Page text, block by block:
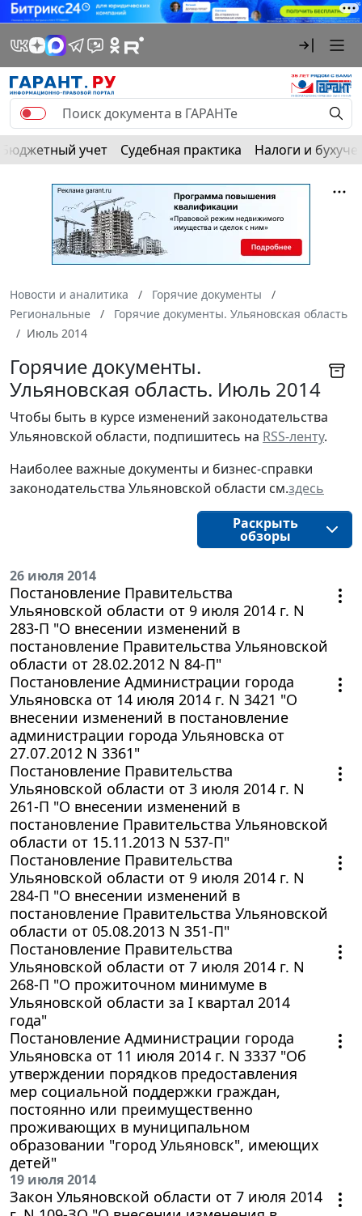
Бюджетный учет Судебная практика Налоги и
Новости и аналитика
Горячие документы
Региональные
Горячие документы. Ульяновская область
Июль 2014
Горячие документы.
Ульяновская область. Июль 2014
Чтобы быть в курсе изменений законодательства
Ульяновской области, подпишитесь на RSS-ленту.
Наиболее важные документы и бизнес-справки
законодательства Ульяновской области см.здесь
Раскрыть
обзоры
26 июля 2014
Постановление Правительства
Ульяновской области от 9 июля 2014 г. N
283-П "О внесении изменений в
постановление Правительства Ульяновской
области от 28.02.2012 N 84-П"
Постановление Администрации города
Ульяновска от 14 июля 2014 г. N 3421 "О
внесении изменений в постановление
администрации города Ульяновска от
27.07.2012 N 3361"
Постановление Правительства
Ульяновской области от 3 июля 2014 г. N
261-П "О внесении изменений в
постановление Правительства Ульяновской
области от 15.11.2013 N 537-П"
Постановление Правительства
Ульяновской области от 9 июля 2014 г. N
284-П "О внесении изменений в
постановление Правительства Ульяновской
области от 05.08.2013 N 351-П"
Постановление Правительства
Ульяновской области от 7 июля 2014 г. N
268-П "О прожиточном минимуме в
Ульяновской области за I квартал 2014
года"
Постановление Администрации города
Ульяновска от 11 июля 2014 г. N 3337 "Об
утверждении порядков предоставления
мер социальной поддержки граждан,
постоянно или преимущественно
проживающих в муниципальном
образовании "город Ульяновск", имеющих
детей"
19 июля 2014
Закон Ульяновской области от 7 июля 2014